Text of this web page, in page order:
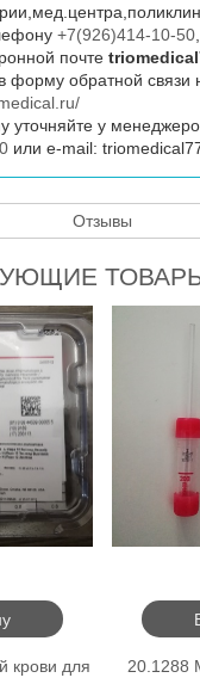
+7(926)414-10-50
почте
форму обратной связи
уточняйте у
или e-mail:
Отзывы
крови для
20.1288